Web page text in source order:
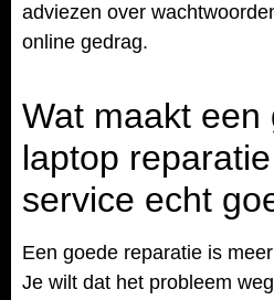
adviezen over
online gedrag.
Wat maakt een
laptop
service echt
Een goede reparatie is
Je wilt dat het probleem